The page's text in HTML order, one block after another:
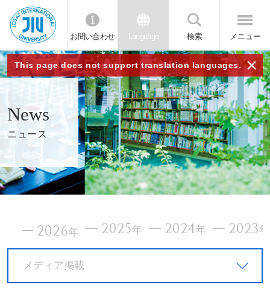
JIU
城西
国際
大学
お問い合わせ Language 検索 メニュー
This page does not support translation languages. ×
News
ニュース
2026年 2025年 2024年 2023年
メディア掲載